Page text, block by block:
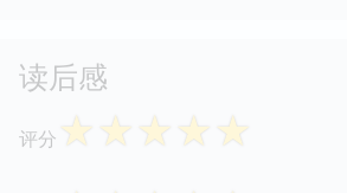
读后感
评分 ☆☆☆☆☆